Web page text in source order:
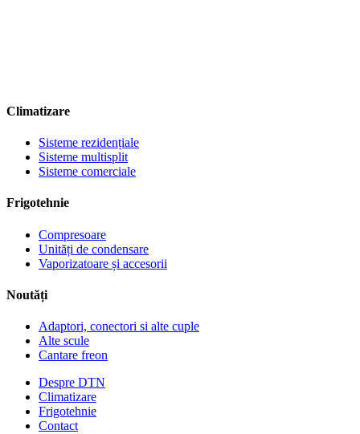
Climatizare
Sisteme rezidențiale
Sisteme multisplit
Sisteme comerciale
Frigotehnie
Compresoare
Unități de condensare
Vaporizatoare și accesorii
Noutăți
Adaptori, conectori si alte cuple
Alte scule
Cantare freon
Despre DTN
Climatizare
Frigotehnie
Contact